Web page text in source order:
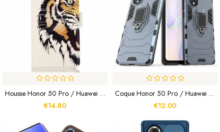
Housse Honor 50 Pro / Huawei Nova 9 Pro Tigre Féroce
€14.80
Coque Honor 50 Pro / Huawei Nova 9 Pro Ring Résistante
€12.00